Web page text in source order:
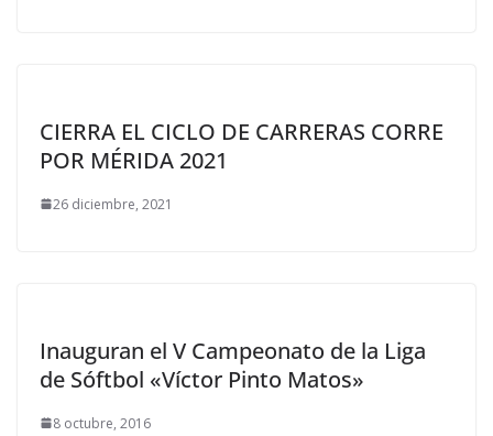
CIERRA EL CICLO DE CARRERAS CORRE
POR MÉRIDA 2021
26 diciembre, 2021
Inauguran el V Campeonato de la Liga
de Sóftbol «Víctor Pinto Matos»
8 octubre, 2016